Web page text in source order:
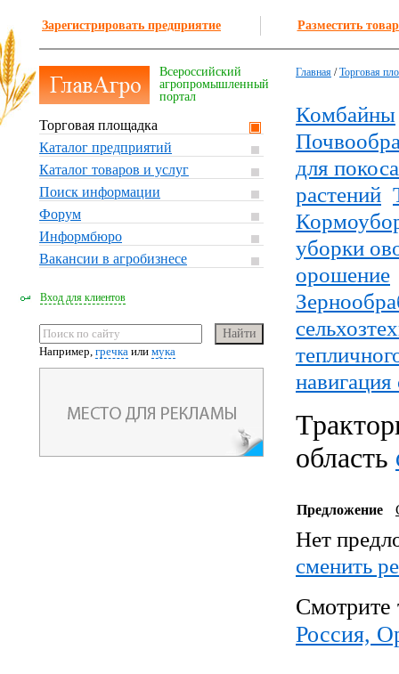
Зарегистрировать предприятие Разместить
Всероссийский
агропромышленный
портал
Торговая площадка
Каталог предприятий
Каталог товаров и услуг
Поиск информации
Форум
Информбюро
Вакансии в агробизнесе
Вход для клиентов
Например, гречка или мука
Главная /Торговая
Комбайны
для покоса
растений
уборки
орошение
навигация
область
Предложение
Нет
cменить
Смотрите
Россия,